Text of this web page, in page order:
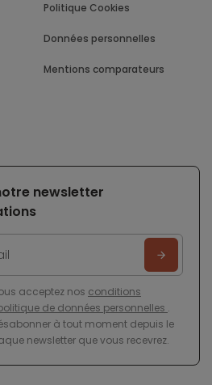
Politique Cookies
Données personnelles
Mentions comparateurs
newsletter
acceptez nos conditions
de données personnelles .
à tout moment depuis le
newsletter que vous recevrez.